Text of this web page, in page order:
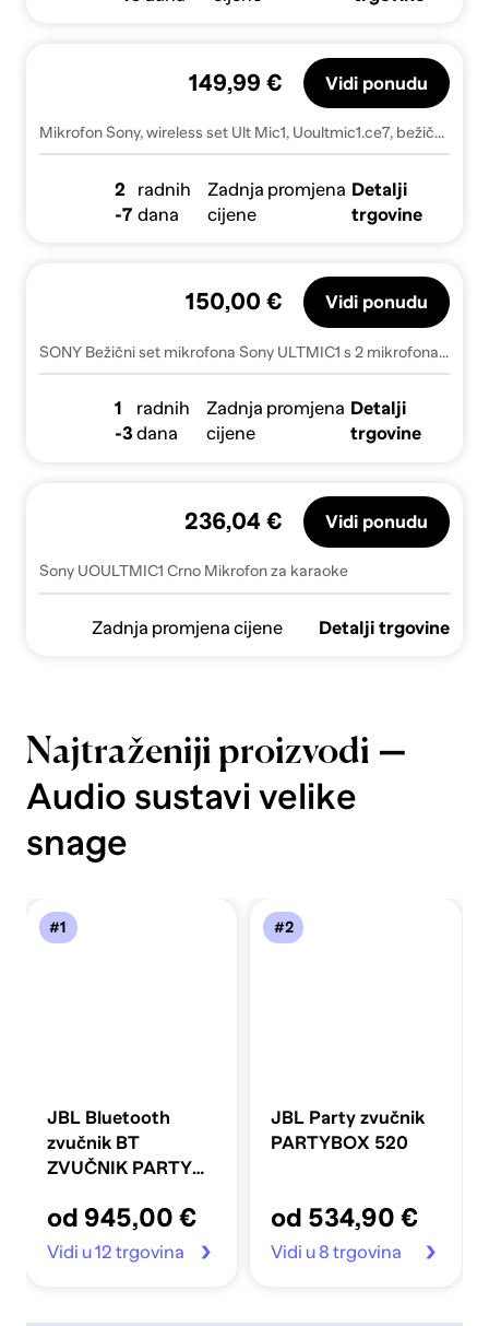
Mikrofon Sony, wireless set Ult Mic1, Uoultmic1.ce7, bežični, crni
149,99 € Vidi ponudu
2
-7
radnih
dana
Zadnja promjena
cijene
Detalji
trgovine
SONY Bežični set mikrofona Sony ULTMIC1 s 2 mikrofona i prijemnikom, (21952347)
150,00 € Vidi ponudu
1
-3
radnih
dana
Zadnja promjena
cijene
Detalji
trgovine
Sony UOULTMIC1 Crno Mikrofon za karaoke
236,04 € Vidi ponudu
Zadnja promjena cijene Detalji trgovine
Najtraženiji proizvodi —
Audio sustavi velike
snage
#1
JBL Bluetooth
zvučnik BT
ZVUČNIK PARTY
od 945,00 €
Vidi u 12 trgovina
#2
JBL Party zvučnik
PARTYBOX 520
od 534,90 €
Vidi u 8 trgovina